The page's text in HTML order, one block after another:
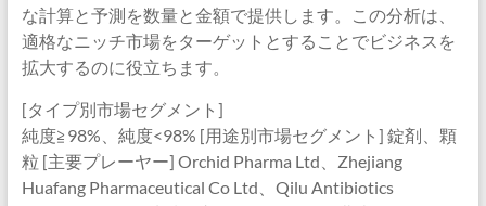
な計算と予測を数量と金額で提供します。この分析は、
適格なニッチ市場をターゲットとすることでビジネスを
拡大するのに役立ちます。
[タイプ別市場セグメント]
純度≧98%、純度<98% [用途別市場セグメント] 錠剤、顆
粒 [主要プレーヤー] Orchid Pharma Ltd、Zhejiang
Huafang Pharmaceutical Co Ltd、Qilu Antibiotics